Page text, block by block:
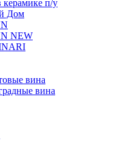
п/у
Дом
NEW
вина
вина